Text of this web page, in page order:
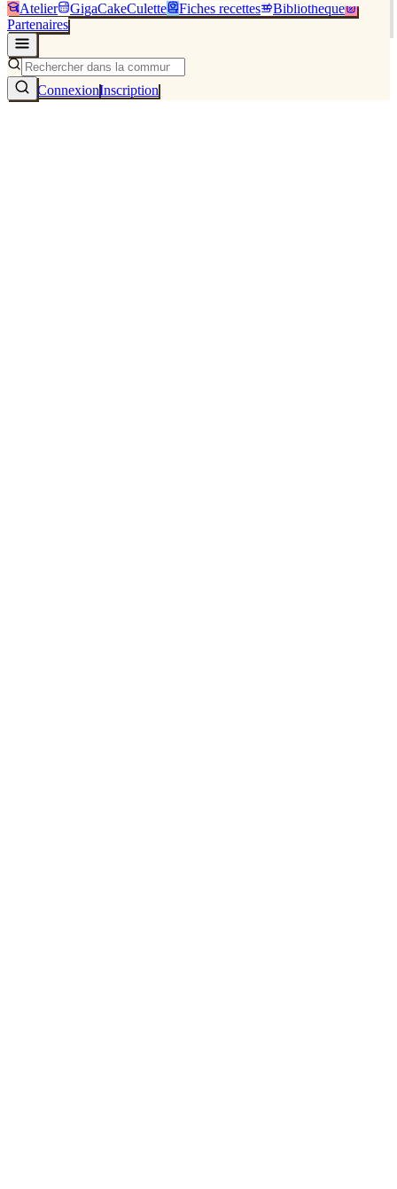
Atelier GigaCakeCulette Fiches recettes
Bibliothèque
Partenaires
ConnexionInscription